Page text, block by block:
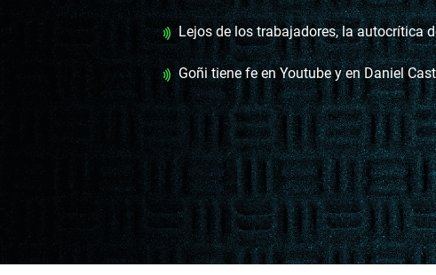
Lejos de los trabajadores, la autocrítica de
Goñi tiene fe en Youtube y en Daniel